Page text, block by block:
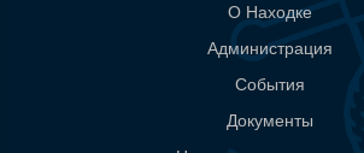
О Находке
Администрация
События
Документы